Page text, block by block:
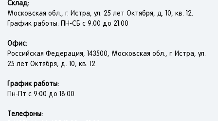
Склад:
Московская обл., г. Истра, ул. 25 лет Октября, д. 10, кв. 12.
График работы: ПН-СБ с 9:00 до 21:00
Офис:
Российская Федерация, 143500, Московская обл., г. Истра, ул.
25 лет Октября, д. 10, кв. 12
График работы:
Пн-Пт с 9:00 до 18:00.
Телефоны: